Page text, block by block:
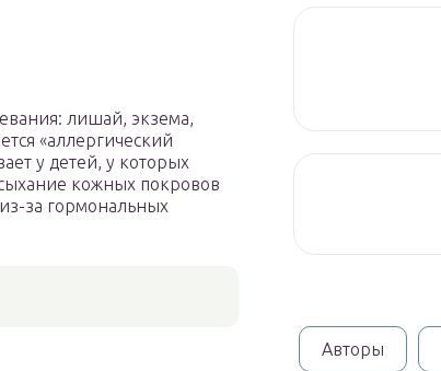
лишай, экзема,
«аллергический
у детей, у которых
кожных покровов
за гормональных
Авторы